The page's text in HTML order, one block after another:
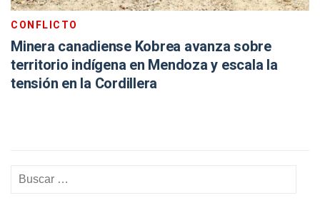
CONFLICTO
Minera canadiense Kobrea avanza sobre
territorio indígena en Mendoza y escala la
tensión en la Cordillera